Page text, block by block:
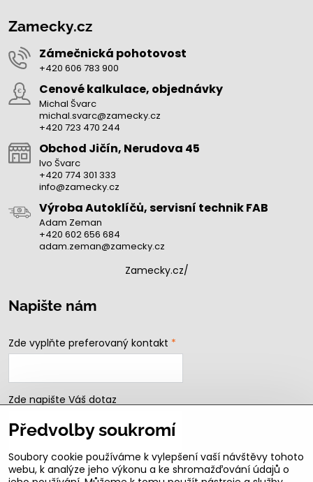
Zamecky.cz
Zámečnická pohotovost
+420 606 783 900
Cenové kalkulace, objednávky
Michal Švarc
michal.svarc@zamecky.cz
+420 723 470 244
Obchod Jičín, Nerudova 45
Ivo Švarc
+420 774 301 333
info@zamecky.cz
Výroba Autoklíčů, servisní technik FAB
Adam Zeman
+420 602 656 684
adam.zeman@zamecky.cz
Zamecky.cz/
Napište nám
Zde vyplňte preferovaný kontakt *
Zde napište Váš dotaz
Předvolby soukromí
Soubory cookie používáme k vylepšení vaší návštěvy tohoto
webu, k analýze jeho výkonu a ke shromažďování údajů o